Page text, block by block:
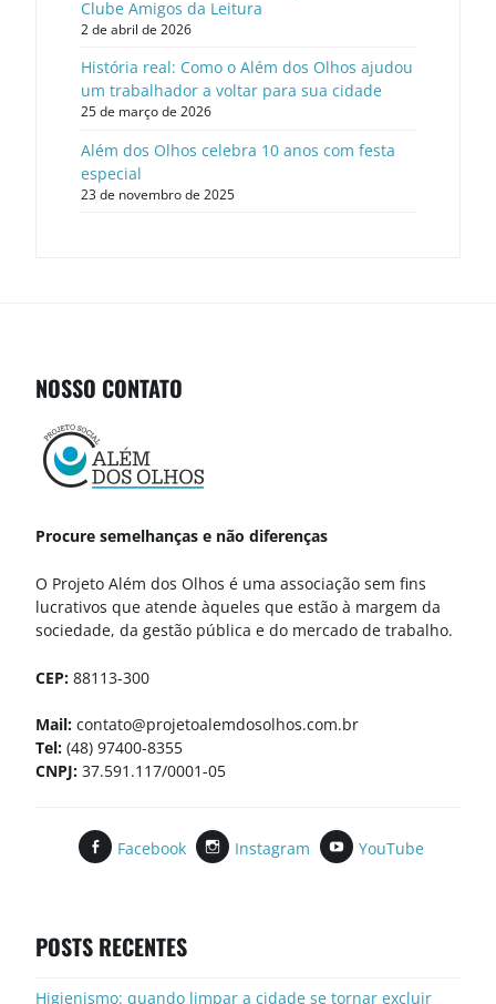
Clube Amigos da Leitura
2 de abril de 2026
História real: Como o Além dos Olhos ajudou
um trabalhador a voltar para sua cidade
25 de março de 2026
Além dos Olhos celebra 10 anos com festa
especial
23 de novembro de 2025
NOSSO CONTATO
Procure semelhanças e não diferenças
O Projeto Além dos Olhos é uma associação sem fins
lucrativos que atende àqueles que estão à margem da
sociedade, da gestão pública e do mercado de trabalho.
CEP: 88113-300
Mail: contato@projetoalemdosolhos.com.br
Tel: (48) 97400-8355
CNPJ: 37.591.117/0001-05
Facebook Instagram YouTube
POSTS RECENTES
Higienismo: quando limpar a cidade se tornar excluir